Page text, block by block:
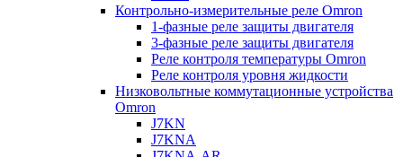
Контрольно-измерительные реле Omron
1-фазные реле защиты двигателя
3-фазные реле защиты двигателя
Реле контроля температуры Omron
Реле контроля уровня жидкости
Низковольтные коммутационные устройства
Omron
J7KN
J7KNA